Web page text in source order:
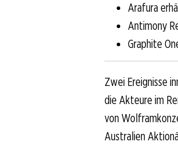
Arafura
Antimony
Graphite
Zwei Ereignisse
die Akteure im
von
Australien